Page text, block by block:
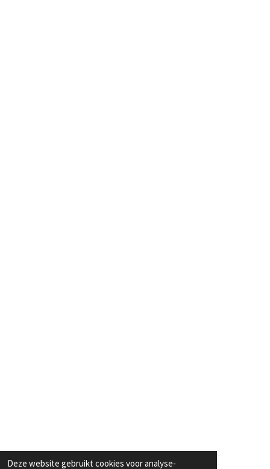
Deze website gebruikt cookies voor analyse-